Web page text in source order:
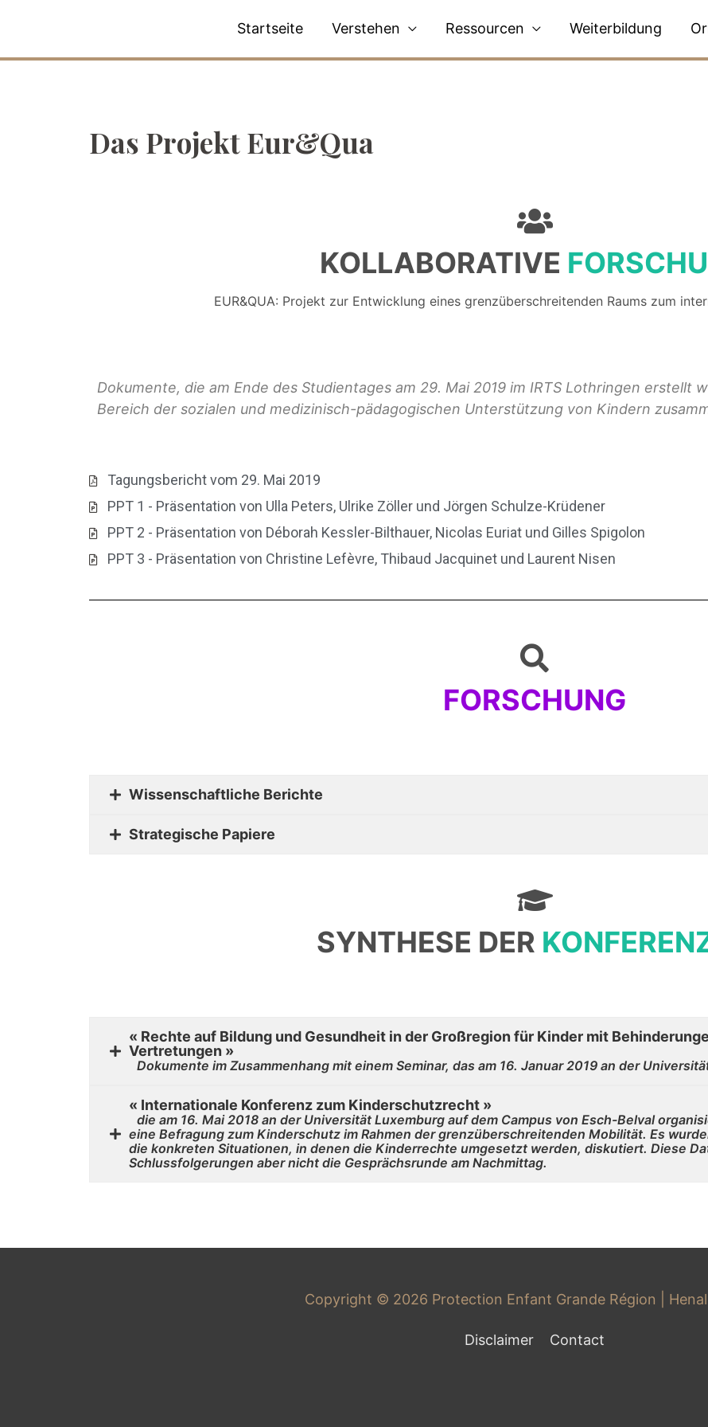
Startseite Verstehen Ressourcen Weiterbildung
Das Projekt Eur&Qua
KOLLABORATIVE
EUR&QUA: Projekt zur Entwicklung eines grenzüberschreitenden Raums zum
Dokumente, die am Ende des Studientages am 29. Mai 2019 im IRTS Lothringen erstellt
Bereich der sozialen und medizinisch-pädagogischen Unterstützung von Kindern
Tagungsbericht vom 29. Mai 2019
PPT 1 - Präsentation von Ulla Peters, Ulrike Zöller und Jörgen Schulze-Krüdener
PPT 2 - Präsentation von Déborah Kessler-Bilthauer, Nicolas Euriat und Gilles Spigolon
PPT 3 - Präsentation von Christine Lefèvre, Thibaud Jacquinet und Laurent Nisen
FORSCHUNG
Wissenschaftliche Berichte
Strategische Papiere
SYNTHESE DER
« Rechte auf Bildung und Gesundheit in der Großregion für Kinder mit
Vertretungen »
Dokumente im Zusammenhang mit einem Seminar, das am 16. Januar 2019 an der
« Internationale Konferenz zum Kinderschutzrecht »
die am 16. Mai 2018 an der Universität Luxemburg auf dem Campus von Esch-Belval
eine Befragung zum Kinderschutz im Rahmen der grenzüberschreitenden Mobilität. Es
die konkreten Situationen, in denen die Kinderrechte umgesetzt werden, diskutiert. Diese
Schlussfolgerungen aber nicht die Gesprächsrunde am Nachmittag.
Copyright © 2026 Protection Enfant Grande Région |
Disclaimer Contact